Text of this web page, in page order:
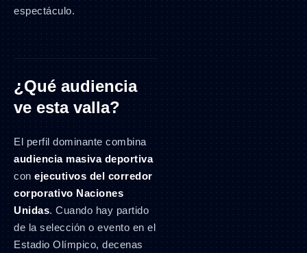
espectáculo.
¿Qué audiencia
ve esta valla?
El perfil dominante combina
audiencia masiva deportiva
con ejecutivos del corredor
corporativo Naciones
Unidas. Cuando hay partido
de la selección o evento en el
Estadio Olímpico, decenas